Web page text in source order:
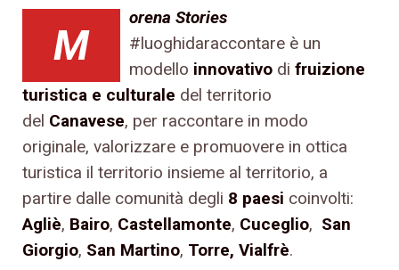
M
orena Stories
#luoghidaraccontare è un
modello innovativo di fruizione
turistica e culturale del territorio
del Canavese, per raccontare in modo
originale, valorizzare e promuovere in ottica
turistica il territorio insieme al territorio, a
partire dalle comunità degli 8 paesi coinvolti:
Agliè, Bairo, Castellamonte, Cuceglio, San
Giorgio, San Martino, Torre, Vialfrè.